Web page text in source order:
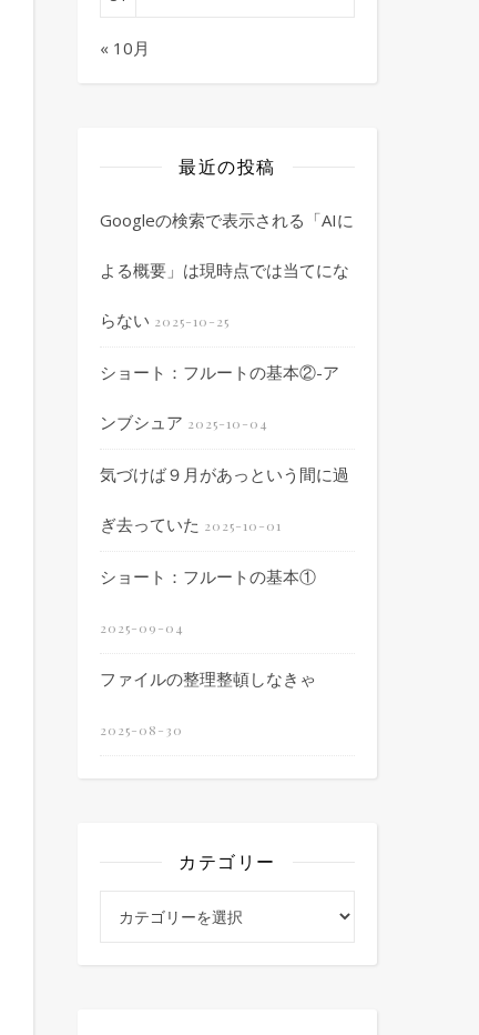
« 10月
最近の投稿
Googleの検索で表示される「AIに
よる概要」は現時点では当てにな
らない 2025-10-25
ショート：フルートの基本②-ア
ンブシュア 2025-10-04
気づけば９月があっという間に過
ぎ去っていた 2025-10-01
ショート：フルートの基本①
2025-09-04
ファイルの整理整頓しなきゃ
2025-08-30
カテゴリー